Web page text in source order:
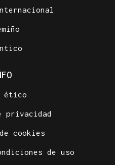
ético
privacidad
cookies
de uso